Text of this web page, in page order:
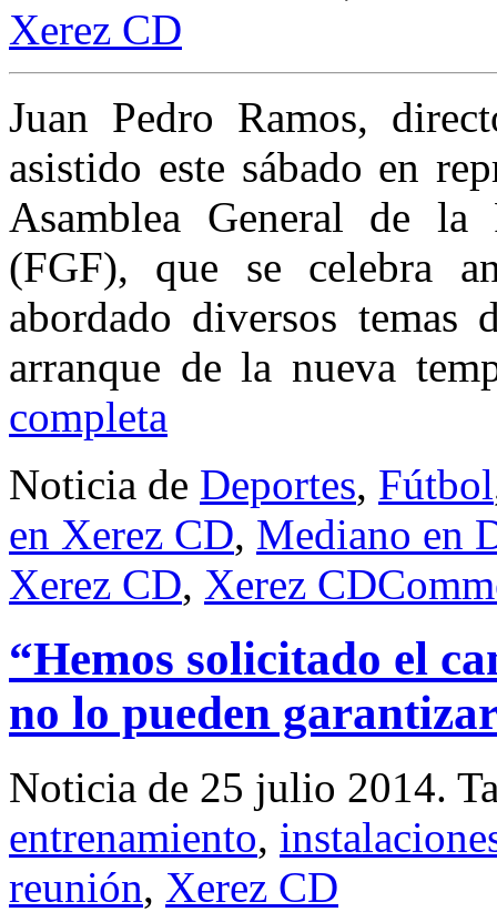
Xerez CD
Juan Pedro Ramos,
asistido este sábado en
Asamblea General de la
(FGF), que se celebra
abordado diversos temas
arranque de la nueva
completa
Noticia de Deportes, Fútbol
en Xerez CD, Mediano en
Xerez CD, Xerez CD
“Hemos solicitado el
no lo pueden
Noticia de 25 julio 2014.
entrenamiento,
reunión, Xerez CD